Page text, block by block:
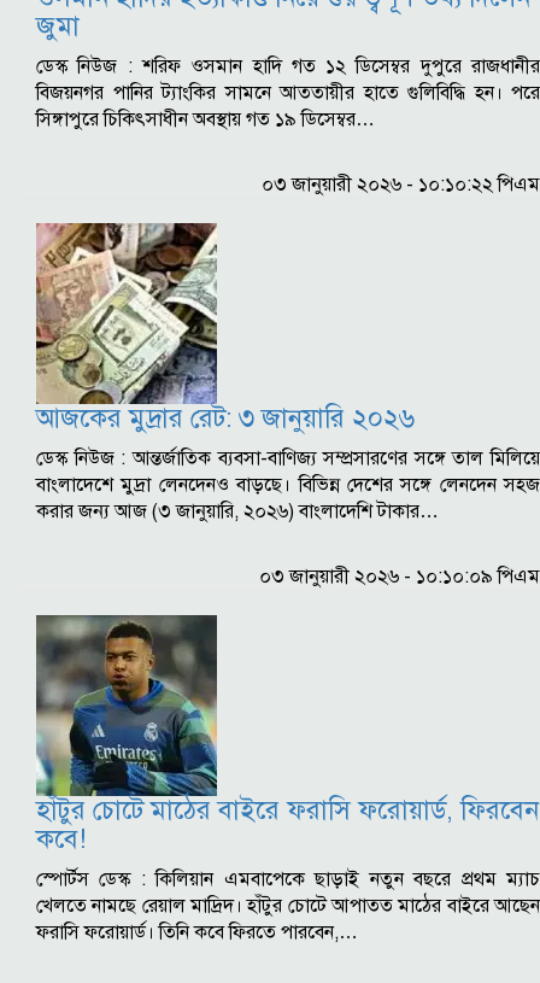
জুমা
ডেস্ক নিউজ : শরিফ ওসমান হাদি গত ১২ ডিসেম্বর দুপুরে রাজধানীর
বিজয়নগর পানির ট্যাংকির সামনে আততায়ীর হাতে গুলিবিদ্ধি হন। পরে
সিঙ্গাপুরে চিকিৎসাধীন অবস্থায় গত ১৯ ডিসেম্বর…
০৩ জানুয়ারী ২০২৬ - ১০:১০:২২ পিএম
আজকের মুদ্রার রেট: ৩ জানুয়ারি ২০২৬
ডেস্ক নিউজ : আন্তর্জাতিক ব্যবসা-বাণিজ্য সম্প্রসারণের সঙ্গে তাল মিলিয়ে
বাংলাদেশে মুদ্রা লেনদেনও বাড়ছে। বিভিন্ন দেশের সঙ্গে লেনদেন সহজ
করার জন্য আজ (৩ জানুয়ারি, ২০২৬) বাংলাদেশি টাকার…
০৩ জানুয়ারী ২০২৬ - ১০:১০:০৯ পিএম
হাঁটুর চোটে মাঠের বাইরে ফরাসি ফরোয়ার্ড, ফিরবেন
কবে!
স্পোর্টস ডেস্ক : কিলিয়ান এমবাপেকে ছাড়াই নতুন বছরে প্রথম ম্যাচ
খেলতে নামছে রেয়াল মাদ্রিদ। হাঁটুর চোটে আপাতত মাঠের বাইরে আছেন
ফরাসি ফরোয়ার্ড। তিনি কবে ফিরতে পারবেন,…